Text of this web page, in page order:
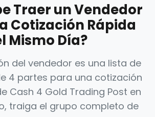
Traer un Vendedor
Cotización Rápida
Mismo Día?
del vendedor es una lista de
4 partes para una cotización
Cash 4 Gold Trading Post en
traiga el grupo completo de